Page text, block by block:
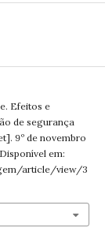
Efeitos e
de segurança
9º de novembro
em:
article/view/3